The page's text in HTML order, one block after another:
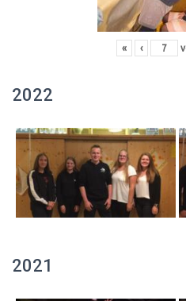
« ‹
2022
2021